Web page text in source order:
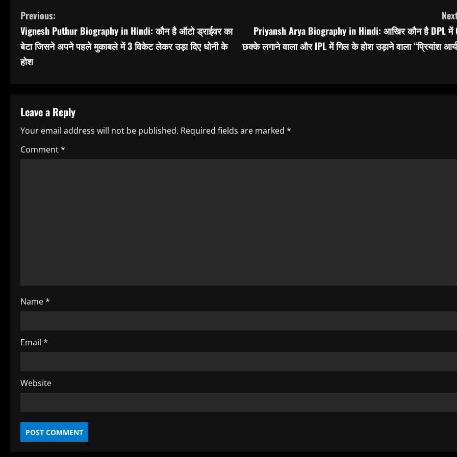
C
o
n
i
n
u
n
g
Previous:
Vignesh Puthur Biography in Hindi: कौन है ऑटो ड्राईवर का
बेटा जिसने अपने पहले मुकाबले में 3 विकेट लेकर उड़ा दिए धोनी के
होश
Priyansh Arya Biography in Hindi: आखिर कौन है DPL में
छक्के लगाने वाला और IPL में गिल के होश उड़ाने वाला “प्रियांश
Leave a Reply
Your email address will not be published. Required fields are marked *
Comment*
Name*
Email *
Website